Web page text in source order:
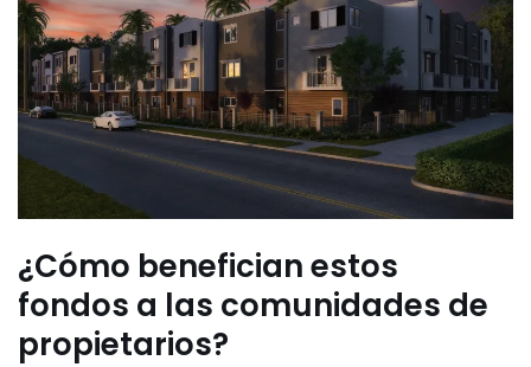
¿Cómo benefician estos
fondos a las comunidades de
propietarios?